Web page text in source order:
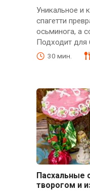
Уникальное и
спагетти
осьминога, а
Подходит для
30 мин.
Пасхальные
творогом и